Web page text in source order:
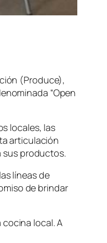
(Produce),
“Open
locales, las
articulación
sus productos.
líneas de
de brindar
local. A